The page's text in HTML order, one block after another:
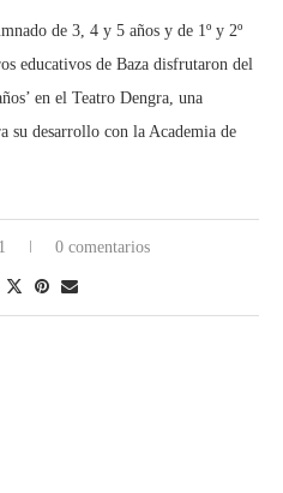
de 3, 4 y 5 años y de 1º y 2º
educativos de Baza disfrutaron del
en el Teatro Dengra, una
su desarrollo con la Academia de
0 comentarios